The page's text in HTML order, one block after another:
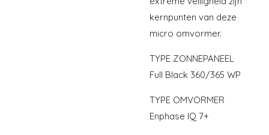
kernpunten van deze
micro omvormer.
TYPE ZONNEPANEEL
Full Black 360/365 WP
TYPE OMVORMER
Enphase IQ 7+